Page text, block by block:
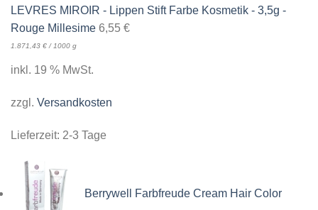
LEVRES MIROIR - Lippen Stift Farbe Kosmetik - 3,5g -
Rouge Millesime 6,55 €
1.871,43 €/1000 g
inkl. 19 % MwSt.
zzgl. Versandkosten
Lieferzeit: 2-3 Tage
Berrywell Farbfreude Cream Hair Color